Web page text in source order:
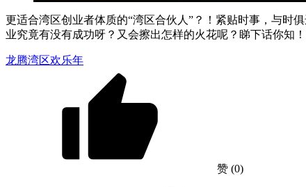
更适合湾区创业者体质的“湾区合伙人”？！紧贴时事，与时
业究竟有没有成功呀？又会擦出怎样的火花呢？睇下话你知！
龙腾湾区欢乐年
赞 (0)